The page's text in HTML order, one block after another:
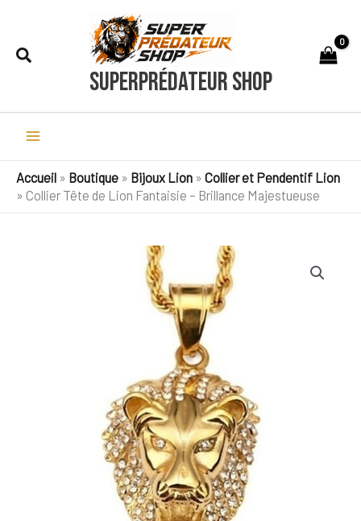
contenu
Rechercher
SuperPrédateur Shop
Accueil » Boutique » Bijoux Lion » Collier et Pendentif Lion
» Collier Tête de Lion Fantaisie – Brillance Majestueuse